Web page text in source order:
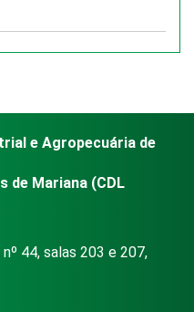
e Agropecuária de
de Mariana (CDL
44, salas 203 e 207,